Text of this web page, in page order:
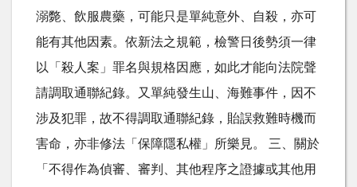
溺斃、飲服農藥，可能只是單純意外、自殺，亦可
能有其他因素。依新法之規範，檢警日後勢須一律
以「殺人案」罪名與規格因應，如此才能向法院聲
請調取通聯紀錄。又單純發生山、海難事件，因不
涉及犯罪，故不得調取通聯紀錄，貽誤救難時機而
害命，亦非修法「保障隱私權」所樂見。 三、關於
「不得作為偵審、審判、其他程序之證據或其他用